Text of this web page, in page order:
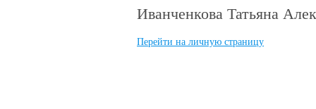
Иванченкова Татьяна
Перейти на личную страницу